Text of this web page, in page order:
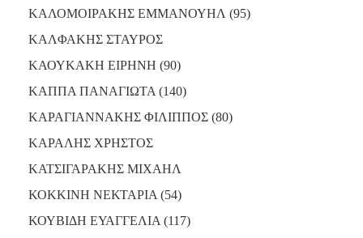
ΚΑΛΟΜΟΙΡΑΚΗΣ ΕΜΜΑΝΟΥΗΛ (95)
ΚΑΛΦΑΚΗΣ ΣΤΑΥΡΟΣ
ΚΑΟΥΚΑΚΗ ΕΙΡΗΝΗ (90)
ΚΑΠΠΑ ΠΑΝΑΓΙΩΤΑ (140)
ΚΑΡΑΓΙΑΝΝΑΚΗΣ ΦΙΛΙΠΠΟΣ (80)
ΚΑΡΑΛΗΣ ΧΡΗΣΤΟΣ
ΚΑΤΣΙΓΑΡΑΚΗΣ ΜΙΧΑΗΛ
ΚΟΚΚΙΝΗ ΝΕΚΤΑΡΙΑ (54)
ΚΟΥΒΙΔΗ ΕΥΑΓΓΕΛΙΑ (117)